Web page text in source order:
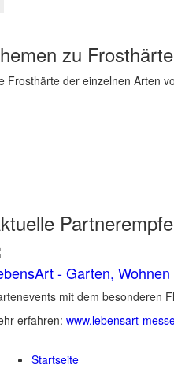
zu
Frosthärte der einzelnen Arten
- Garten,
mit dem besonderen
erfahren: www.lebensart-
Startseite